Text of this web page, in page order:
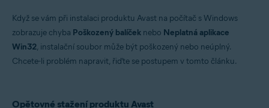
Avast Premium Security 21.x pro Windows
Avast Free Antivirus 21.x pro Windows
Avast Cleanup Premium 21.x pro Windows
Avast Battery Saver 19.x pro Windows
Když se vám při instalaci produktu Avast na počítač s Windows
zobrazuje chyba Poškozený balíček nebo Neplatná aplikace
Win32, instalační soubor může být poškozený nebo neúplný.
Chcete-li problém napravit, řiďte se postupem v tomto článku.
Opětovné stažení produktu Avast